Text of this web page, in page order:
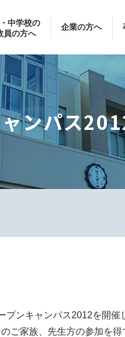
中学校の
員の方へ
企業の方へ
ンパス
ンキャンパス2012を開催
ご家族、先生方の参加を得